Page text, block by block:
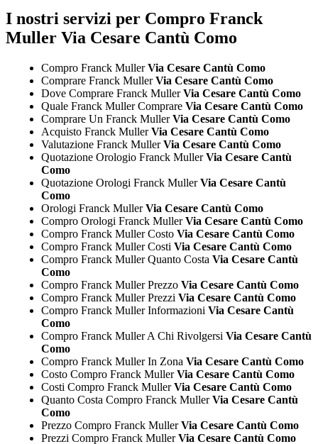
I nostri servizi per Compro Franck
Muller Via Cesare Cantù Como
Compro Franck MullerVia Cesare Cantù Como
Comprare Franck MullerVia Cesare Cantù Como
Dove Comprare Franck MullerVia Cesare Cantù Como
Quale Franck Muller Comprare Via Cesare Cantù Como
Comprare Un Franck MullerVia Cesare Cantù Como
Acquisto Franck MullerVia Cesare Cantù Como
Valutazione Franck MullerVia Cesare Cantù Como
Quotazione Orologio Franck MullerVia Cesare Cantù
Como
Quotazione Orologi Franck MullerVia Cesare Cantù
Como
Orologi Franck MullerVia Cesare Cantù Como
Compro Orologi Franck MullerVia Cesare Cantù Como
Compro Franck Muller Costo Via Cesare Cantù Como
Compro Franck Muller Costi Via Cesare Cantù Como
Compro Franck Muller Quanto Costa Via Cesare Cantù
Como
Compro Franck Muller Prezzo Via Cesare Cantù Como
Compro Franck Muller Prezzi Via Cesare Cantù Como
Compro Franck Muller Informazioni Via Cesare Cantù
Como
Compro Franck Muller A Chi Rivolgersi Via Cesare Cantù
Como
Compro Franck Muller In Zona Via Cesare Cantù Como
Costo Compro Franck MullerVia Cesare Cantù Como
Costi Compro Franck MullerVia Cesare Cantù Como
Quanto Costa Compro Franck MullerVia Cesare Cantù
Como
Prezzo Compro Franck MullerVia Cesare Cantù Como
Prezzi Compro Franck MullerVia Cesare Cantù Como